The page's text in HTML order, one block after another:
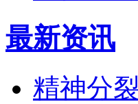
最新资讯
精神分